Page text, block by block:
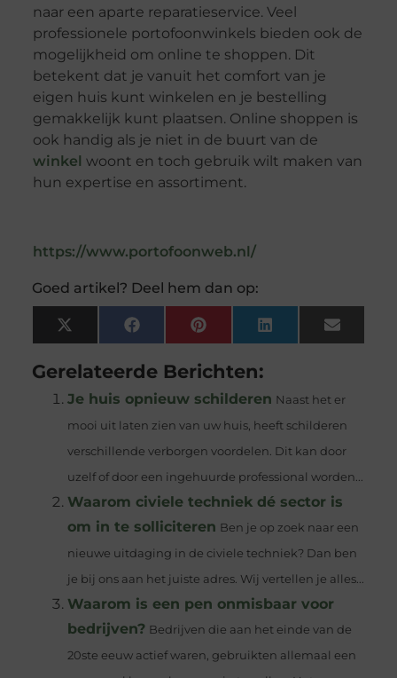
naar een aparte reparatieservice. Veel
professionele portofoonwinkels bieden ook de
mogelijkheid om online te shoppen. Dit
betekent dat je vanuit het comfort van je
eigen huis kunt winkelen en je bestelling
gemakkelijk kunt plaatsen. Online shoppen is
ook handig als je niet in de buurt van de
winkel woont en toch gebruik wilt maken van
hun expertise en assortiment.
https://www.portofoonweb.nl/
Goed artikel? Deel hem dan op:
X
(Twitter)
FacebookPinterestLinkedInEmail
Gerelateerde Berichten:
Je huis opnieuw schilderen Naast het er
mooi uit laten zien van uw huis, heeft schilderen
verschillende verborgen voordelen. Dit kan door
uzelf of door een ingehuurde professional worden...
Waarom civiele techniek dé sector is
om in te solliciteren Ben je op zoek naar een
nieuwe uitdaging in de civiele techniek? Dan ben
je bij ons aan het juiste adres. Wij vertellen je alles...
Waarom is een pen onmisbaar voor
bedrijven? Bedrijven die aan het einde van de
20ste eeuw actief waren, gebruikten allemaal een